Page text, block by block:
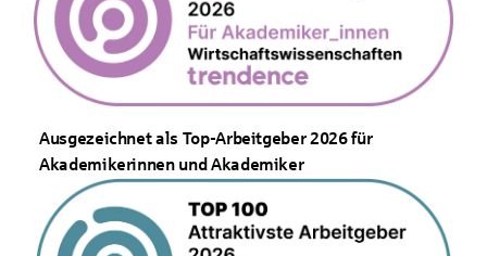
Ausgezeichnet als Top-Arbeitgeber 2026 für
Akademikerinnen und Akademiker